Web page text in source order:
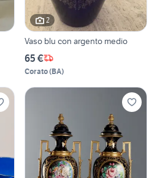
2
Vaso blu con argento medio
65 €
Corato(BA)